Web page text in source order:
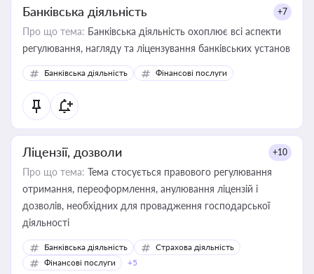
Банківська діяльність +7
Про що тема: Банківська діяльність охоплює всі аспекти
регулювання, нагляду та ліцензування банківських установ
Банківська діяльність Фінансові послуги
Ліцензії, дозволи +10
Про що тема: Тема стосується правового регулювання
отримання, переоформлення, анулювання ліцензій і
дозволів, необхідних для провадження господарської
діяльності
Банківська діяльність
Страхова діяльність
Фінансові послуги
+5